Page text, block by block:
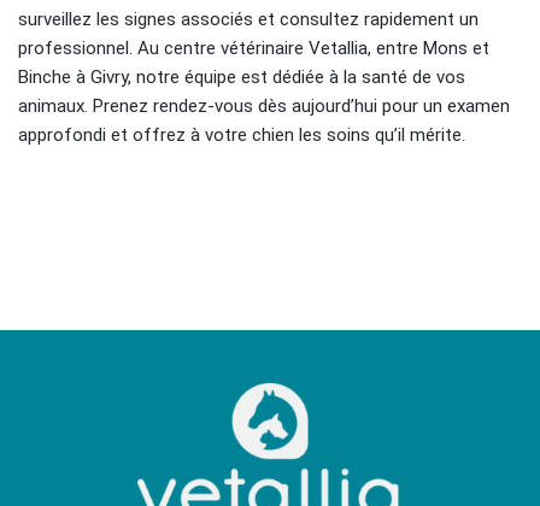
surveillez les signes associés et consultez rapidement un
professionnel. Au centre vétérinaire Vetallia, entre Mons et
Binche à Givry, notre équipe est dédiée à la santé de vos
animaux. Prenez rendez-vous dès aujourd’hui pour un examen
approfondi et offrez à votre chien les soins qu’il mérite.